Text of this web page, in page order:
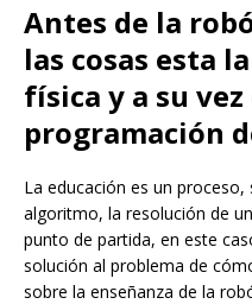
Antes de la
las cosas esta
física y a su
programación
La educación es un
algoritmo, la resolución de
punto de partida, en este
solución al problema de
sobre la enseñanza de la